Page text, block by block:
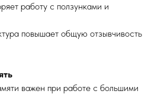
работу с ползунками и
повышает общую отзывчивость
важен при работе с большими